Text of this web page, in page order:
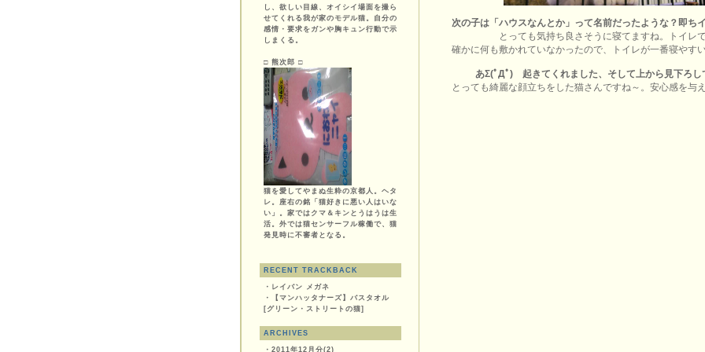
し、欲しい目線、オイシイ場面を撮ら
せてくれる我が家のモデル猫。自分の
感情・要求をガンや胸キュン行動で示
しまくる。
□ 熊次郎 □
猫を愛してやまぬ生粋の京都人。ヘタ
レ。座右の銘「猫好きに悪い人はいな
い」。家ではクマ＆キンとうはうは生
活。外では猫センサーフル稼働で、猫
発見時に不審者となる。
RECENT TRACKBACK
・ レイバン メガネ
・
【マンハッタナーズ】バスタオル
[グリーン・ストリートの猫]
ARCHIVES
・ 2011年12月分(2)
次の子は「ハウスなんとか」って名前だったような？即ち
とっても気持ち良さそうに寝てますね。トイレ
確かに何も敷かれていなかったので、トイレが一番寝やす
あΣ(ﾟДﾟ) 起きてくれました、そして上から見下ろし
とっても綺麗な顔立ちをした猫さんですね～。安心感を与